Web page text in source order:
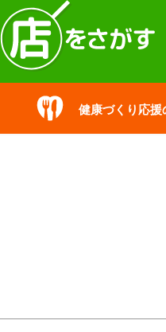
健康づくり応援